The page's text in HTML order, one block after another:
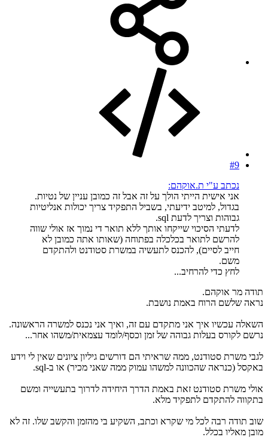
#9
נכתב ע"י ת.אוקהם:
אני אישית הייתי הולך על זה אבל זה כמובן עניין של נטיות.
בגדול, למיטב ידיעתי, בשביל התפקיד צריך יכולות אנליטיות
גבוהות וצריך לדעת sql.
לדעתי הסיכוי שייקחו אותך ללא תואר די נמוך אז אולי שווה
להרשם לתואר בכלכלה בפתוחה (שאותו אתה כמובן לא
חייב לסיים), להכנס לתעשיה במשרת סטודנט ולהתקדם
משם.
לחץ כדי להרחיב...
תודה מר אוקהם.
נראה שלשם הרוח באמת נושבת.
השאלה עכשיו איך אני מתקדם עם זה, ואיך אני נכנס למשרה הראשונה.
נרשם לקורס בעלות גבוהה של זמן וכסף/לומד עצמאית/משהו אחר...
לגבי משרת סטודנט, ממה שראיתי הם דורשים גיליון ציונים שאין לי וידע
באקסל (כנראה שהכוונה למשהו עמוק ממה שאני מכיר) או ב-sql.
אולי משרת סטודנט זאת באמת הדרך היחידה לדרוך בתעשייה ומשם
בתקווה להתקדם לתפקיד מלא.
שוב תודה רבה לכל מי שקרא וכתב, השקיע בי מהזמן והקשב שלו. זה לא
מובן מאליו בכלל.